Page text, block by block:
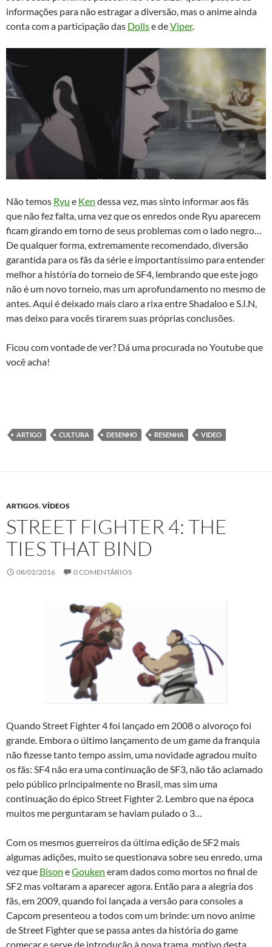
informações para não estragar a diversão, mas o anime ainda
conta com a participação das Dollse deViper.
Não temos Ryu e Ken dessa vez, mas sinto informar aos fãs
que não fez falta, uma vez que os enredos onde Ryu aparecem
ficam girando em torno de seus problemas com o lado negro…
De qualquer forma, extremamente recomendado, diversão
garantida para os fãs da série e importantíssimo para entender
melhor a história do torneio de SF4, lembrando que este jogo
não é um novo torneio, mas um aprofundamento no mesmo de
antes. Aqui é deixado mais claro a rixa entre Shadaloo e S.I.N,
mas deixo para vocês tirarem suas próprias conclusões.
Ficou com vontade de ver? Dá uma procurada no Youtube que
você acha!
ARTIGO CULTURA DESENHO RESENHA VIDEO
ARTIGOS,VÍDEOS
STREET FIGHTER 4: THE
TIES THAT BIND
08/02/2016 0 COMENTÁRIOS
Quando Street Fighter 4 foi lançado em 2008 o alvoroço foi
grande. Embora o último lançamento de um game da franquia
não fizesse tanto tempo assim, uma novidade agradou muito
os fãs: SF4 não era uma continuação de SF3, não tão aclamado
pelo público principalmente no Brasil, mas sim uma
continuação do épico Street Fighter 2. Lembro que na época
muitos me perguntaram se haviam pulado o 3…
Com os mesmos guerreiros da última edição de SF2 mais
algumas adições, muito se questionava sobre seu enredo, uma
vez que Bison eGouken eram dados como mortos no final de
SF2 mas voltaram a aparecer agora. Então para a alegria dos
fãs, em 2009, quando foi lançada a versão para consoles a
Capcom presenteou a todos com um brinde: um novo anime
de Street Fighter que se passa antes da história do game
começar e serve de introdução à nova trama, motivo desta